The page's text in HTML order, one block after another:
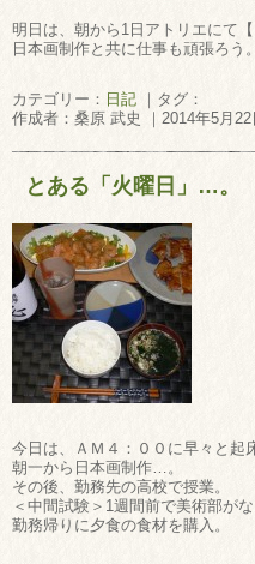
明日は、朝から1日アトリエにて【
日本画制作と共に仕事も頑張ろう。
カテゴリー： 日記 ｜タグ：
作成者：桑原 武史 ｜2014年5月22
とある「火曜日」…。
今日は、ＡＭ４：００に早々と起
朝一から日本画制作…。
その後、勤務先の高校で授業。
＜中間試験＞1週間前で美術部が
勤務帰りに夕食の食材を購入。